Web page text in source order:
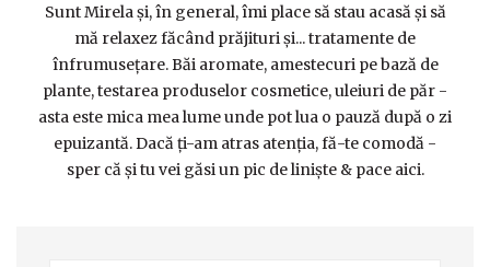
Sunt Mirela şi, în general, îmi place să stau acasă şi să
mă relaxez făcând prăjituri şi... tratamente de
înfrumuseţare. Băi aromate, amestecuri pe bază de
plante, testarea produselor cosmetice, uleiuri de păr -
asta este mica mea lume unde pot lua o pauză după o zi
epuizantă. Dacă ţi-am atras atenţia, fă-te comodă -
sper că şi tu vei găsi un pic de linişte & pace aici.